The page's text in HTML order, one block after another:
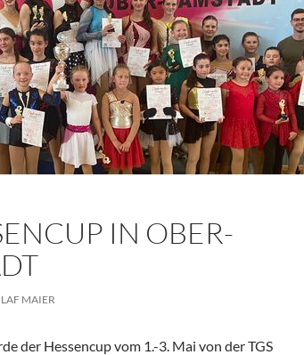
IN OBER-
MAIER
der Hessencup vom 1.-3. Mai von der TGS